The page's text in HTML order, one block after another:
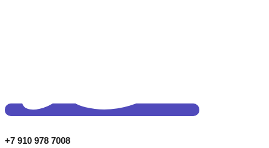
+7 910 978 7008